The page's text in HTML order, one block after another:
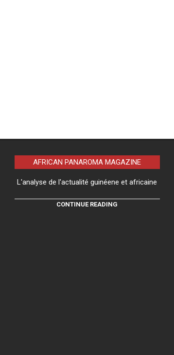
AFRICAN PANAROMA MAGAZINE
L'analyse de l'actualité guinéene et africaine
CONTINUE READING